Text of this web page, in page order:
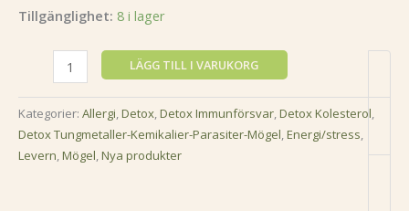
Tillgänglighet: 8 i lager
LÄGG TILL I VARUKORG
Kategorier: Allergi,Detox,Detox Immunförsvar,Detox Kolesterol,
Detox Tungmetaller-Kemikalier-Parasiter-Mögel,Energi/stress,
Levern,Mögel,Nya produkter